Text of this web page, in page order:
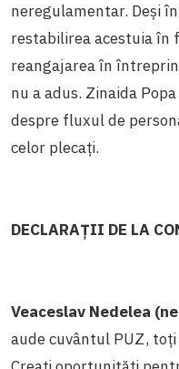
neregulamentar. Deși
restabilirea acestuia în
reangajarea în
nu a adus. Zinaida
despre fluxul de
celor plecați.
DECLARAȚII DE LA
Veaceslav Nedelea
aude cuvântul PUZ,